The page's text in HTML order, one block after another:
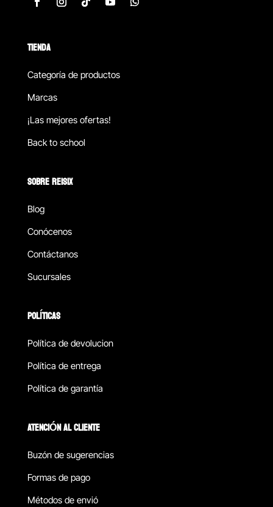
TIENDA
Categoría de productos
Marcas
¡Las mejores ofertas!
Back to school
SOBRE REISIX
Blog
Conócenos
Contáctanos
Sucursales
POLÍTICAS
Política de devolucion
Política de entrega
Política de garantía
ATENCIÓN AL CLIENTE
Buzón de sugerencias
Formas de pago
Métodos de envió